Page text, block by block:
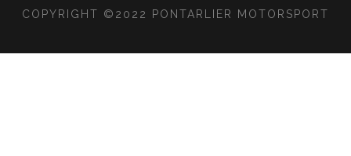
COPYRIGHT ©2022 PONTARLIER MOTORSPORT